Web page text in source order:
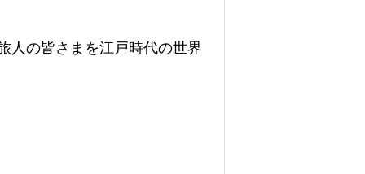
人の皆さまを江戸時代の世界